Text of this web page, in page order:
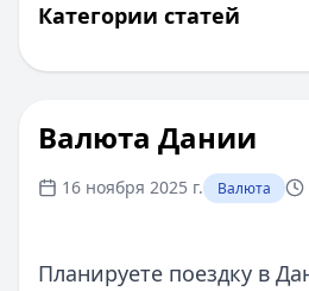
Категории статей
Валюта Дании
16 ноября 2025 г. Валюта
Планируете поездку в